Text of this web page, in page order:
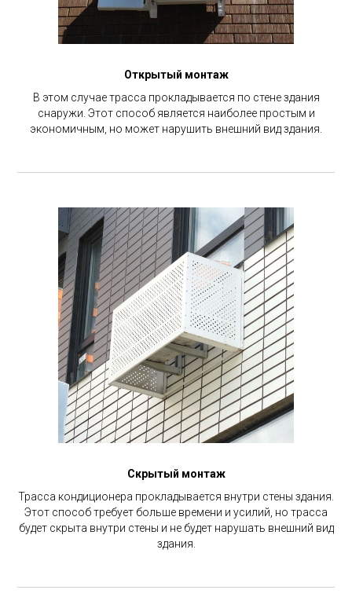
Открытый монтаж
В этом случае трасса прокладывается по стене здания
снаружи. Этот способ является наиболее простым и
экономичным, но может нарушить внешний вид здания.
Скрытый монтаж
Трасса кондиционера прокладывается внутри стены здания.
Этот способ требует больше времени и усилий, но трасса
будет скрыта внутри стены и не будет нарушать внешний вид
здания.